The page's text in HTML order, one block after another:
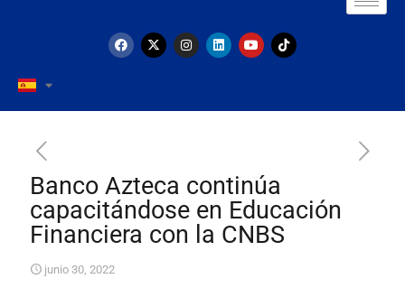
Banco Azteca continúa
capacitándose en Educación
Financiera con la CNBS
junio 30, 2022